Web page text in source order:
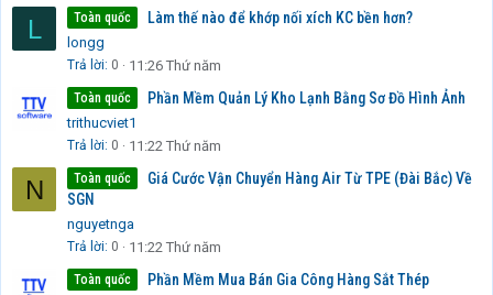
L Toàn quốc Làm thế nào để khớp nối xích KC bền hơn?
longg
Trả lời 0 11:26 Thứ năm
Toàn quốc Phần Mềm Quản Lý Kho Lạnh Bằng Sơ Đồ Hình Ảnh
trithucviet1
Trả lời 0 11:22 Thứ năm
N Toàn quốc
Giá Cước Vận Chuyển Hàng Air Từ TPE (Đài Bắc) Về
SGN
nguyetnga
Trả lời 0 11:22 Thứ năm
Toàn quốc Phần Mềm Mua Bán Gia Công Hàng Sắt Thép